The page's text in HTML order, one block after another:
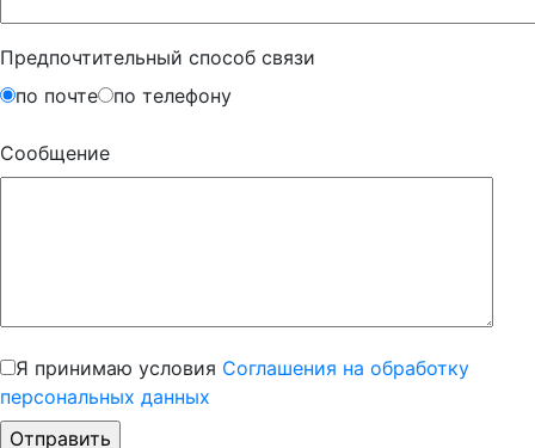
Предпочтительный способ связи
по почте
по телефону
Сообщение
Я принимаю условия Соглашения на обработку
персональных данных